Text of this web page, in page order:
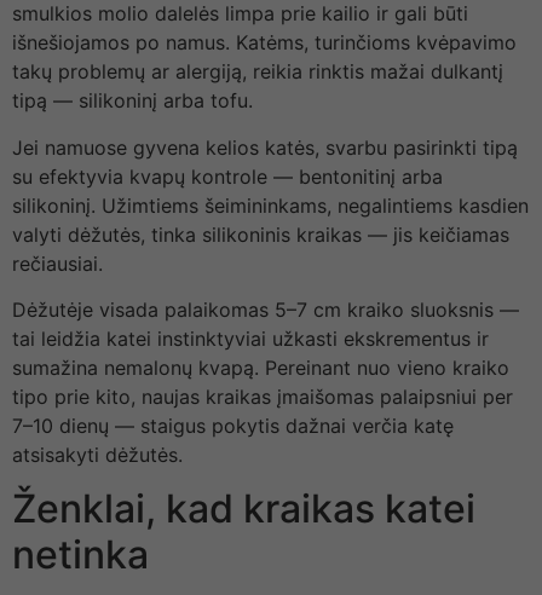
smulkios molio dalelės limpa prie kailio ir gali būti
išnešiojamos po namus. Katėms, turinčioms kvėpavimo
takų problemų ar alergiją, reikia rinktis mažai dulkantį
tipą — silikoninį arba tofu.
Jei namuose gyvena kelios katės, svarbu pasirinkti tipą
su efektyvia kvapų kontrole — bentonitinį arba
silikoninį. Užimtiems šeimininkams, negalintiems kasdien
valyti dėžutės, tinka silikoninis kraikas — jis keičiamas
rečiausiai.
Dėžutėje visada palaikomas 5–7 cm kraiko sluoksnis —
tai leidžia katei instinktyviai užkasti ekskrementus ir
sumažina nemalonų kvapą. Pereinant nuo vieno kraiko
tipo prie kito, naujas kraikas įmaišomas palaipsniui per
7–10 dienų — staigus pokytis dažnai verčia katę
atsisakyti dėžutės.
Ženklai, kad kraikas katei
netinka